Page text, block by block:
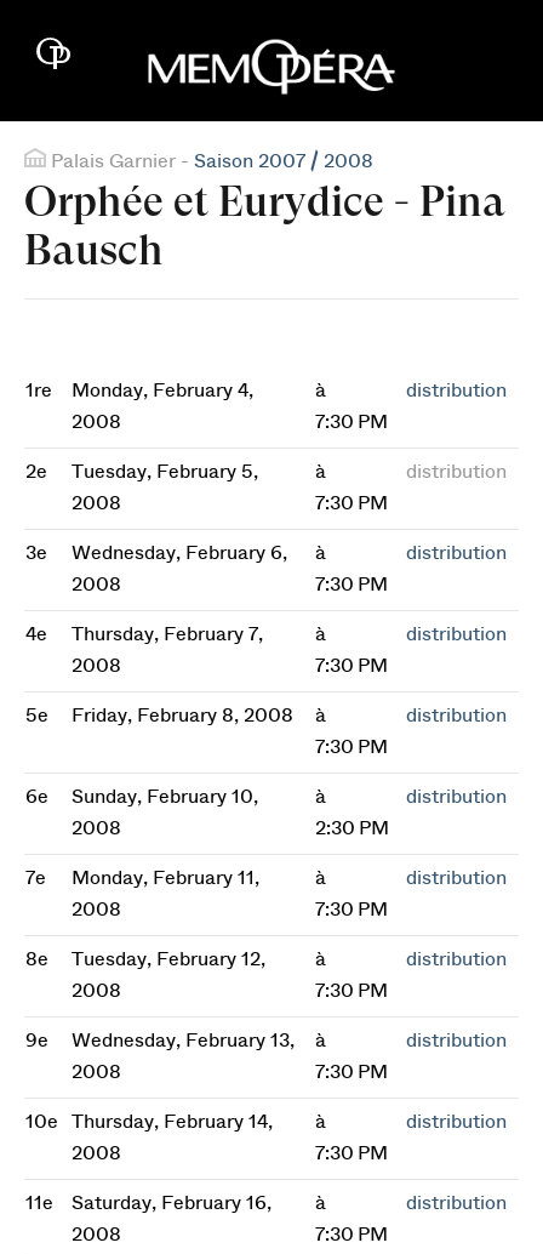
Palais Garnier - Saison 2007 / 2008
Orphée et Eurydice - Pina
Bausch
1re
Monday, February 4,
2008
à
7:30 PM
distribution
2e
Tuesday, February 5,
2008
à
7:30 PM
distribution
3e
Wednesday, February 6,
2008
à
7:30 PM
distribution
4e
Thursday, February 7,
2008
à
7:30 PM
distribution
5e Friday, February 8, 2008
à
7:30 PM
distribution
6e
Sunday, February 10,
2008
à
2:30 PM
distribution
7e
Monday, February 11,
2008
à
7:30 PM
distribution
8e
Tuesday, February 12,
2008
à
7:30 PM
distribution
9e
Wednesday, February 13,
2008
à
7:30 PM
distribution
10e
Thursday, February 14,
2008
à
7:30 PM
distribution
11e
Saturday, February 16,
2008
à
7:30 PM
distribution